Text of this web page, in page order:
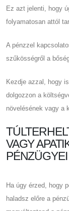
Ez azt jelenti, hogy
folyamatosan attól
A pénzzel
szűkösségről a
Kezdje azzal, hogy
dolgozzon a
növelésének vagy a
VAGY
Ha úgy érzed, hogy
haladsz előre a